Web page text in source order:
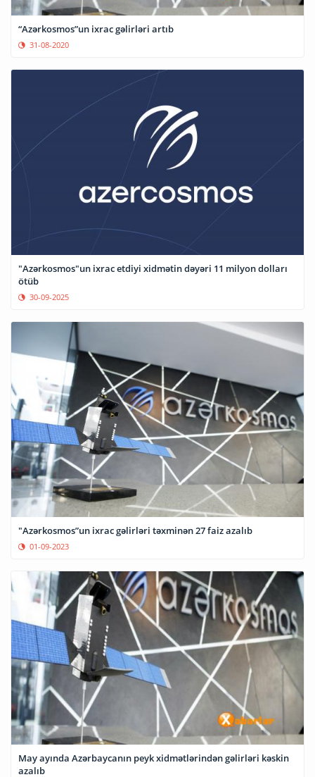
“Azərkosmos”un ixrac gəlirləri artıb
31-08-2020
"Azərkosmos"un ixrac etdiyi xidmətin dəyəri 11 milyon dolları
ötüb
30-09-2025
"Azərkosmos”un ixrac gəlirləri təxminən 27 faiz azalıb
01-09-2023
May ayında Azərbaycanın peyk xidmətlərindən gəlirləri kəskin
azalıb